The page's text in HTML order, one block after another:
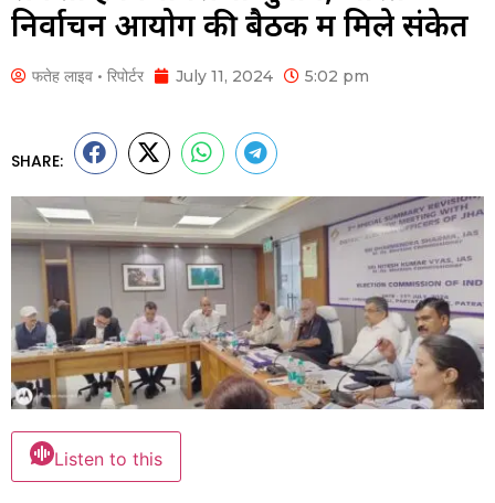
निर्वाचन आयोग की बैठक में मिले संकेत
फतेह लाइव • रिपोर्टर July 11, 2024 5:02 pm
SHARE:
Listen to this